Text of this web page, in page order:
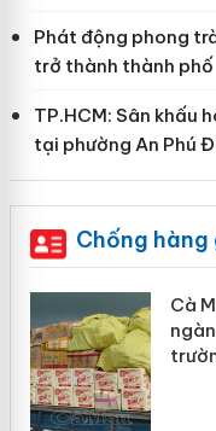
Phát động phong
trở thành thành phố
TP.HCM: Sân khấu
tại phường An Phú
Chống hàng
lậu, bảo vệ môi